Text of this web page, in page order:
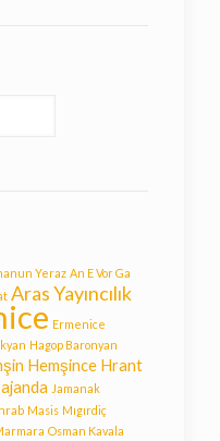
Yeraz An E Vor Ga
Aras Yayıncılık
Ermenice
Hagop Baronyan
Hemşince Hrant
Jamanak
Masis Mıgırdiç
Osman Kavala